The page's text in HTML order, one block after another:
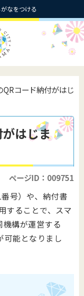
なをつける
QRコード納付がはじ
はじま
ページID：009751
号）や、納付書
することで、スマ
構が運営する
可能となりまし